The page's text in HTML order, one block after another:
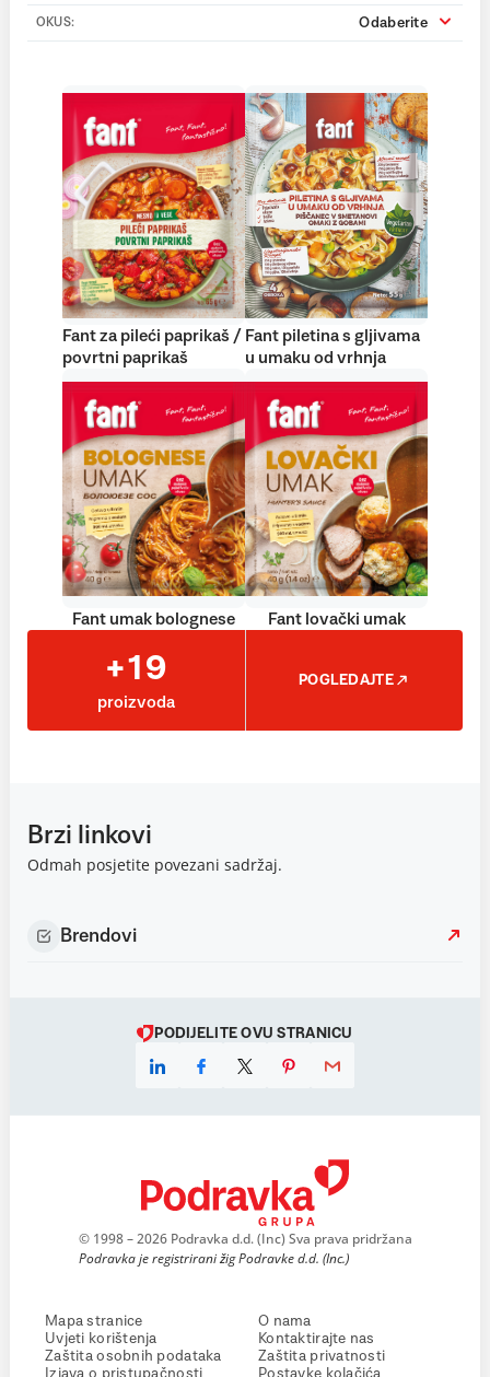
OKUS: Odaberite
Fant za pileći paprikaš /
povrtni paprikaš
Fant piletina s gljivama
u umaku od vrhnja
Fant umak bolognese Fant lovački umak
+19
proizvoda
POGLEDAJTE
Brzi linkovi
Odmah posjetite povezani sadržaj.
Brendovi
PODIJELITE OVU STRANICU
© 1998 – 2026 Podravka d.d. (Inc) Sva prava pridržana
Podravka je registrirani žig Podravke d.d. (Inc.)
Mapa stranice
Uvjeti korištenja
Zaštita osobnih podataka
Izjava o pristupačnosti
O nama
Kontaktirajte nas
Zaštita privatnosti
Postavke kolačića